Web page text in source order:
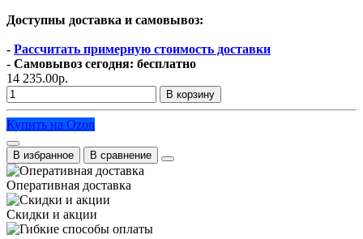
Доступны доставка и самовывоз:
- Рассчитать примерную стоимость доставки
- Самовывоз сегодня: бесплатно
14 235.00р.
В корзину
Купить на Ozon
В избранное В сравнение
Оперативная доставка
Скидки и акции